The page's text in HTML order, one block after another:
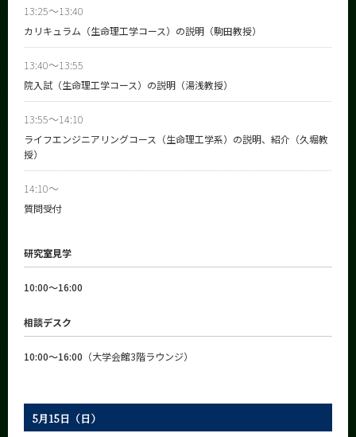
13:25～13:40
カリキュラム（生命理工学コース）の説明（駒田教授）
13:40～13:55
院入試（生命理工学コース）の説明（湯浅教授）
13:55～14:10
ライフエンジニアリングコース（生命理工学系）の説明、紹介（久堀教
授）
14:10～
質問受付
研究室見学
10:00～16:00
相談デスク
10:00～16:00 （大学会館3階ラウンジ）
5月15日（日）